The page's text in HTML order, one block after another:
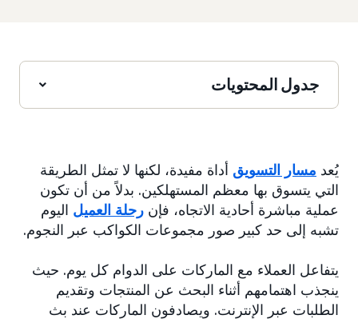
جدول المحتويات
يُعد مسار التسويق أداة مفيدة، لكنها لا تمثل الطريقة
التي يتسوق بها معظم المستهلكين. بدلاً من أن تكون
عملية مباشرة أحادية الاتجاه، فإن رحلة العميل اليوم
تشبه إلى حد كبير صور مجموعات الكواكب عبر النجوم.
يتفاعل العملاء مع الماركات على الدوام كل يوم. حيث
ينجذب اهتمامهم أثناء البحث عن المنتجات وتقديم
الطلبات عبر الإنترنت. ويصادفون الماركات عند بث